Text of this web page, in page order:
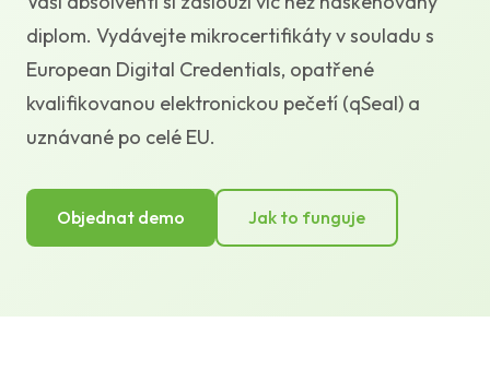
diplom. Vydávejte mikrocertifikáty v souladu s
European Digital Credentials, opatřené
kvalifikovanou elektronickou pečetí (qSeal) a
uznávané po celé EU.
Objednat demo Jak to funguje